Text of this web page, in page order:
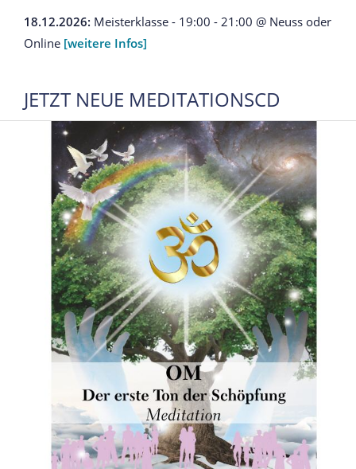
18.12.2026: Meisterklasse - 19:00 - 21:00 @ Neuss oder
Online [weitere Infos]
JETZT NEUE MEDITATIONSCD